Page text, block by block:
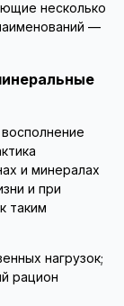
несколько
—
и минералах
и при
таким
нагрузок;
рацион